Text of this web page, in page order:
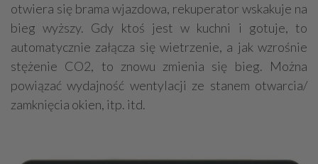
otwiera się brama wjazdowa, rekuperator wskakuje na
bieg wyższy. Gdy ktoś jest w kuchni i gotuje, to
automatycznie załącza się wietrzenie, a jak wzrośnie
stężenie CO2, to znowu zmienia się bieg. Można
powiązać wydajność wentylacji ze stanem otwarcia/
zamknięcia okien, itp. itd.